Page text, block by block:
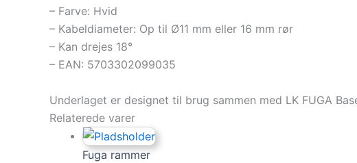
– Farve: Hvid
– Kabeldiameter: Op til Ø11 mm eller 16 mm rør
– Kan drejes 18°
– EAN: 5703302099035
Underlaget er designet til brug sammen med LK FUGA
Relaterede varer
Fuga rammer